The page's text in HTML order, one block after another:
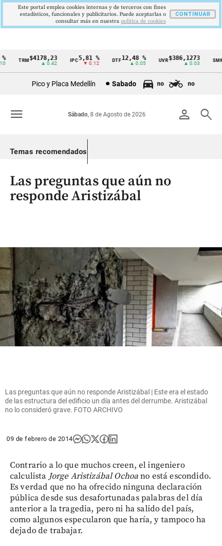
Cintillo
Colombia
TRM$4178,23
▲ 0.42
5,81 %
▼ 0.12
DTF12,48 %
▲ 0.05
UVR$386,1273
▲ 0.03
Pico y Placa Medellín Sabado no no
person search
Sábado, 8 de Agosto de 2026
menu
Temas recomendados
Las preguntas que aún no
responde Aristizábal
Las preguntas que aún no responde Aristizábal | Este era el estado
de las estructura del edificio un día antes del derrumbe. Aristizábal
no lo consideró grave. FOTO ARCHIVO
09 de febrero de 2014
Contrario a lo que muchos creen, el ingeniero
calculista Jorge Aristizábal Ochoano está escondido.
Es verdad que no ha ofrecido ninguna declaración
pública desde sus desafortunadas palabras del día
anterior a la tragedia, pero ni ha salido del país,
como algunos especularon que haría, y tampoco ha
dejado de trabajar.
Este portal emplea cookies internas y de terceros con fines
estadísticos, funcionales y publicitarios. Puede aceptarlas o
consultar más en nuestra politica de cookies
CONTINUAR